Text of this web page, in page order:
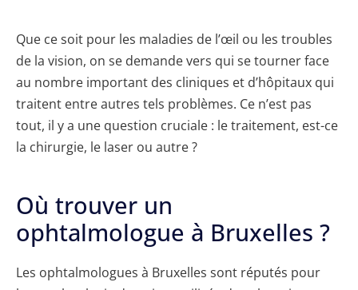
Que ce soit pour les maladies de l’œil ou les troubles
de la vision, on se demande vers qui se tourner face
au nombre important des cliniques et d’hôpitaux qui
traitent entre autres tels problèmes. Ce n’est pas
tout, il y a une question cruciale : le traitement, est-ce
la chirurgie, le laser ou autre ?
Où trouver un
ophtalmologue à Bruxelles ?
Les ophtalmologues à Bruxelles sont réputés pour